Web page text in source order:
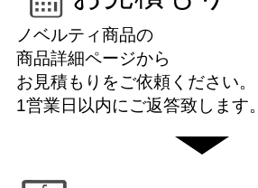
ノベルティ商品の
商品詳細ページから
お見積もりをご依頼ください。
1営業日以内にご返答致します。